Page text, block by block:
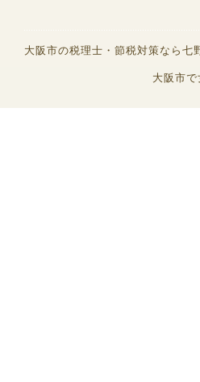
大阪市の税理士・節税対策なら七
大阪市